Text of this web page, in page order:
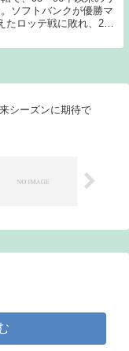
ソフトバンクが優勝マ
たロッテ戦に敗れ、2位
団が勝率で並んだが、
シーズンに期待で